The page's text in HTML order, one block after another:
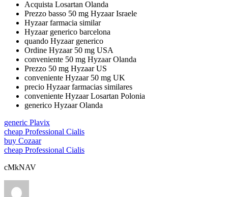
Acquista Losartan Olanda
Prezzo basso 50 mg Hyzaar Israele
Hyzaar farmacia similar
Hyzaar generico barcelona
quando Hyzaar generico
Ordine Hyzaar 50 mg USA
conveniente 50 mg Hyzaar Olanda
Prezzo 50 mg Hyzaar US
conveniente Hyzaar 50 mg UK
precio Hyzaar farmacias similares
conveniente Hyzaar Losartan Polonia
generico Hyzaar Olanda
generic Plavix
cheap Professional Cialis
buy Cozaar
cheap Professional Cialis
cMkNAV